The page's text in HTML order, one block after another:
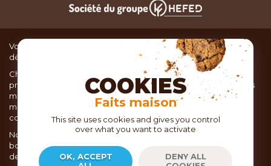
Vous recherchez du matériel de cuisine pour concocter de
délicieux plats ou des pâtisseries dignes d’un grand chef ?
Chez TOC, boutique d’ustensiles de cuisine, nous vous
proposons une large sélection de produits issus des meilleures
marques de matériel de cuisine: Ustensiles de pâtisserie,
matériel de cuisson, service de table, ustensiles de cuisine,
coutellerie, set picnic.
Nous vous réservons un accueil chaleureux au sein de nos 21
boutiques, mais vous trouverez également tout votre matériel
de cuisine en ligne sur notre site internet toc.fr
COOKIES
Faits maison
This site uses cookies and gives you control
over what you want to activate
OK, ACCEPT
DENY ALL